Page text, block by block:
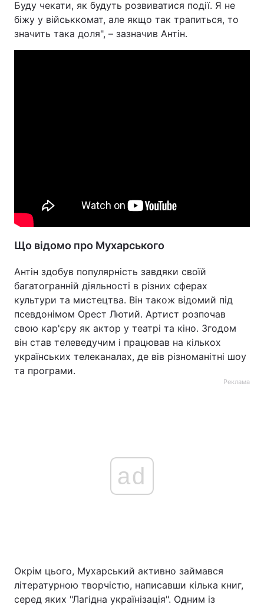
Буду чекати, як будуть розвиватися події. Я не
біжу у військкомат, але якщо так трапиться, то
значить така доля", – зазначив Антін.
Що відомо про Мухарського
Антін здобув популярність завдяки своїй
багатогранній діяльності в різних сферах
культури та мистецтва. Він також відомий під
псевдонімом Орест Лютий. Артист розпочав
свою кар'єру як актор у театрі та кіно. Згодом
він став телеведучим і працював на кількох
українських телеканалах, де вів різноманітні шоу
та програми.
Реклама
ad
Окрім цього, Мухарський активно займався
літературною творчістю, написавши кілька книг,
серед яких "Лагідна українізація". Одним із